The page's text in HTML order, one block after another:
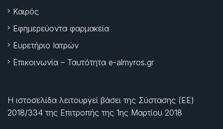
Καιρός
Εφημερεύοντα φαρμακεία
Ευρετήριο Ιατρών
Επικοινωνία – Ταυτότητα e-almyros.gr
Η ιστοσελίδα λειτουργεί βάσει της Σύστασης (ΕΕ)
2018/334 της Επιτροπής της 1ης Μαρτίου 2018